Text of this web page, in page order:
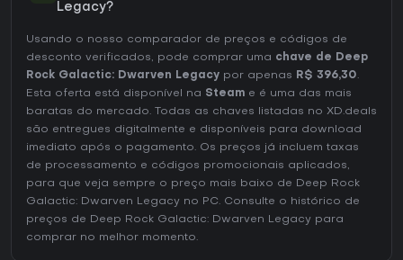
Legacy?
Usando o nosso comparador de preços e códigos de
desconto verificados, pode comprar uma chave de Deep
Rock Galactic: Dwarven Legacy por apenas R$ 396,30.
Esta oferta está disponível na Steam e é uma das mais
baratas do mercado. Todas as chaves listadas no XD.deals
são entregues digitalmente e disponíveis para download
imediato após o pagamento. Os preços já incluem taxas
de processamento e códigos promocionais aplicados,
para que veja sempre o preço mais baixo de Deep Rock
Galactic: Dwarven Legacy no PC. Consulte o histórico de
preços de Deep Rock Galactic: Dwarven Legacy para
comprar no melhor momento.